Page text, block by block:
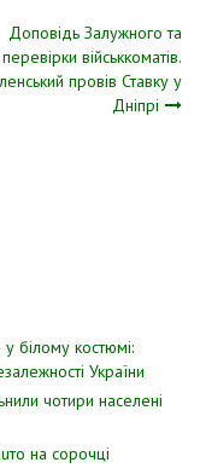
Доповідь Залужного та
перевірки військкоматів.
провів Ставку у
Дніпрі
білому костюмі:
України
чотири наcелені
нa copoчцi